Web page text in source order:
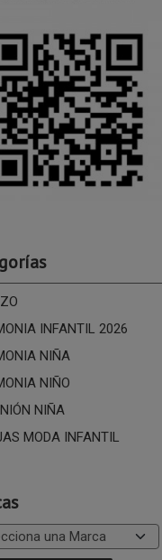
INFANTIL 2026
NIÑA
NIÑO
NIÑA
MODA INFANTIL